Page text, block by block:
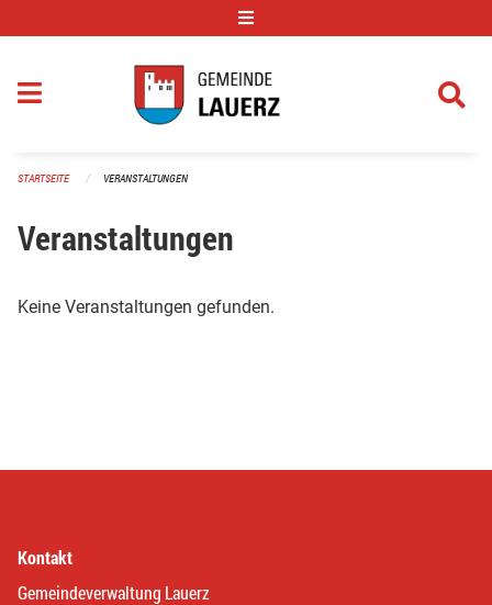
STARTSEITE VERANSTALTUNGEN
Veranstaltungen
Keine Veranstaltungen gefunden.
Kontakt
Gemeindeverwaltung Lauerz